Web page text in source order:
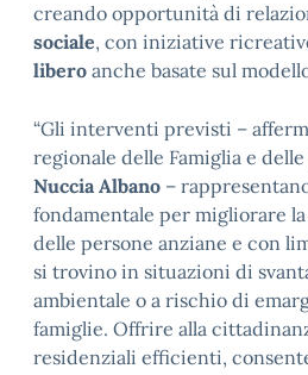
creando opportunità di
sociale, con iniziative
libero anche basate sul
“Gli interventi previsti –
regionale delle Famiglia e
Nuccia Albano –
fondamentale per migliorare
delle persone anziane e con
si trovino in situazioni di
ambientale o a rischio di
famiglie. Offrire alla
residenziali efficienti,